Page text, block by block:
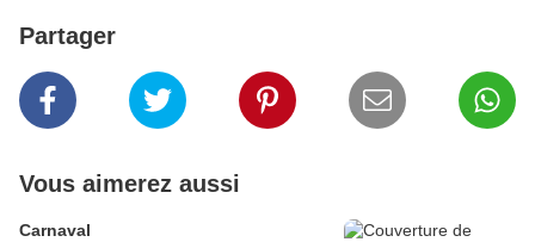
Partager
Vous aimerez aussi
Carnaval